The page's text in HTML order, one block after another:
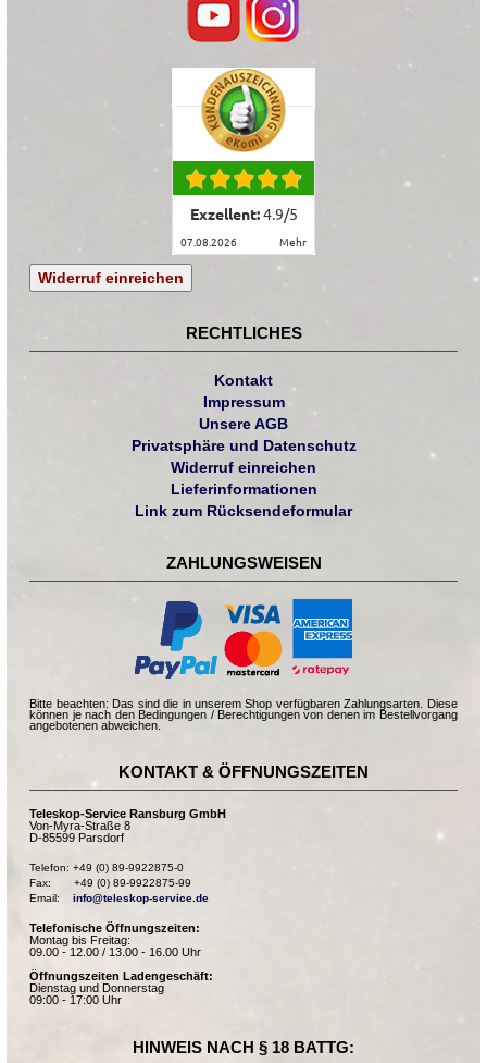
Exzellent:4.9/5
07.08.2026 mehr
Widerruf einreichen
RECHTLICHES
Kontakt
Impressum
Unsere AGB
Privatsphäre und Datenschutz
Widerruf einreichen
Lieferinformationen
Link zum Rücksendeformular
ZAHLUNGSWEISEN
Bitte beachten: Das sind die in unserem Shop verfügbaren Zahlungsarten. Diese
können je nach den Bedingungen / Berechtigungen von denen im Bestellvorgang
angebotenen abweichen.
KONTAKT & ÖFFNUNGSZEITEN
Teleskop-Service Ransburg GmbH
Von-Myra-Straße 8
D-85599 Parsdorf
Telefon: +49 (0) 89-9922875-0
Fax:       +49 (0) 89-9922875-99
Email: info@teleskop-service.de
Telefonische Öffnungszeiten:
Montag bis Freitag:
09.00 - 12.00 / 13.00 - 16.00 Uhr
Öffnungszeiten Ladengeschäft:
Dienstag und Donnerstag
09:00 - 17:00 Uhr
HINWEIS NACH § 18 BATTG: